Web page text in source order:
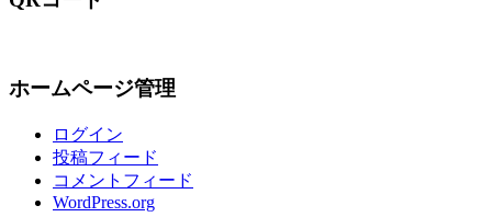
ホームページ管理
ログイン
投稿フィード
コメントフィード
WordPress.org